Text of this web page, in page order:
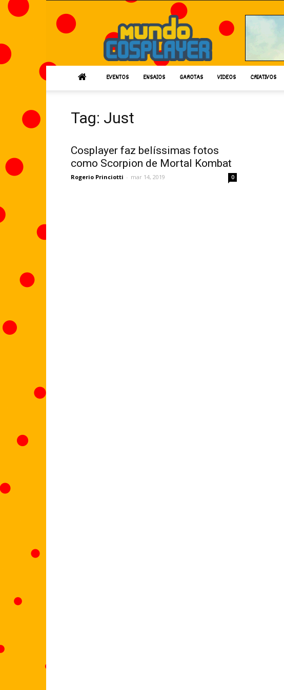
Cosplayer
EVENTOS ENSAIOS GAROTAS VIDEOS CRIATIVOS
Tag: Just
Cosplayer faz belíssimas fotos
como Scorpion de Mortal Kombat
Rogerio Princiotti - mar 14, 2019 0